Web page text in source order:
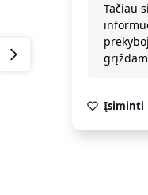
Tačiau
Įsiminti